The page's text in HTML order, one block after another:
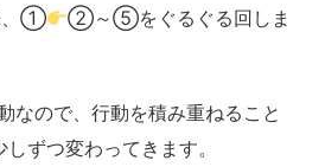
、①
②～⑤をぐるぐる回しま
ので、行動を積み重ねること
ずつ変わってきます。